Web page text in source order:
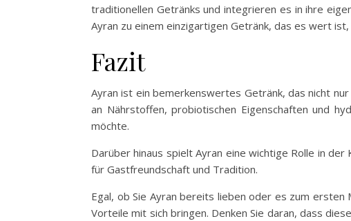
traditionellen Getränks und integrieren es in ihre
Ayran zu einem einzigartigen Getränk, das es wert
Fazit
Ayran ist ein bemerkenswertes Getränk, das nicht
an Nährstoffen, probiotischen Eigenschaften und
möchte.
Darüber hinaus spielt Ayran eine wichtige Rolle in
für Gastfreundschaft und Tradition.
Egal, ob Sie Ayran bereits lieben oder es zum
Vorteile mit sich bringen. Denken Sie daran, dass